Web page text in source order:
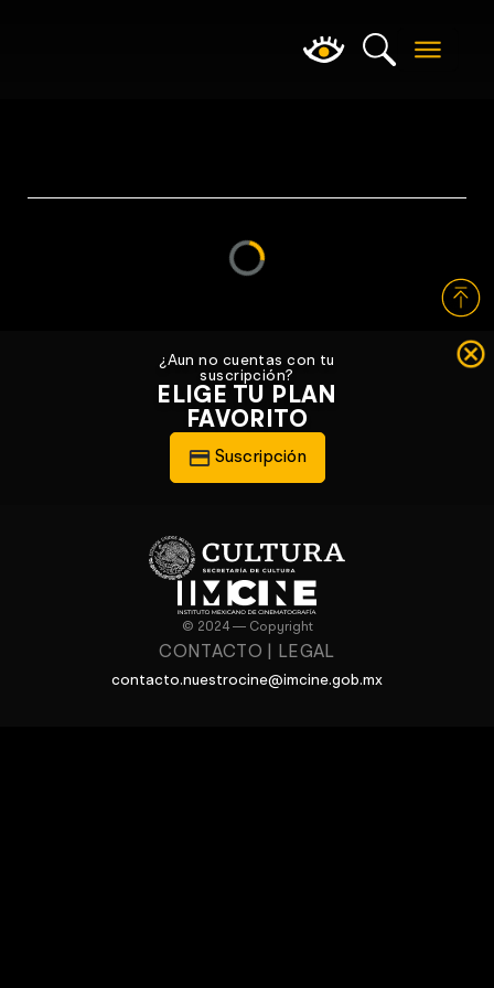
¿Aun no cuentas con tu
suscripción?
ELIGE TU PLAN
FAVORITO
Suscripción
© 2024 — Copyright
CONTACTO LEGAL
contacto.nuestrocine@imcine.gob.mx